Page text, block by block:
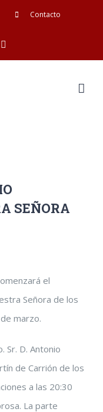
Contacto
SEÑORA
el
Señora de los
marzo.
Sr. D. Antonio
de Carrión de los
a las 20:30
La parte